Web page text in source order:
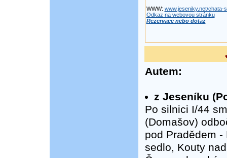
WWW: www.jeseniky.net/chata-
Odkaz na webovou stránku
Rezervace nebo dotaz
Autem:
z Jeseníku
Po silnici I/44
(Domašov)
pod Pradědem
sedlo, Kouty